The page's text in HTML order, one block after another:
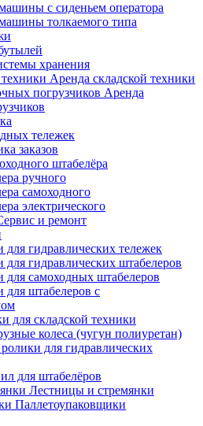
с сиденьем оператора
толкаемого типа
хранения
Аренда складской техники
Аренда
тележек
заказов
штабелёра
ручного
самоходного
электрического
и ремонт
для гидравлических тележек
для гидравлических штабелеров
для самоходных штабелеров
для штабелеров с
для складской техники
колеса (чугун полиуретан)
для гидравлических
для штабелёров
Лестницы и стремянки
Паллетоупаковщики